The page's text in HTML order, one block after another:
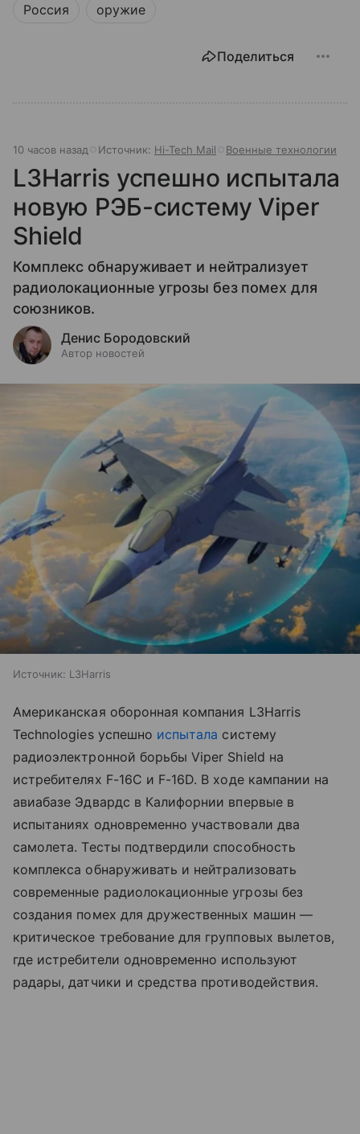
Россия оружие
Поделиться
10 часов назад Источник: Hi-Tech Mail Военные технологии
L3Harris успешно испытала
новую РЭБ-систему Viper
Shield
Комплекс обнаруживает и нейтрализует
радиолокационные угрозы без помех для
союзников.
Денис Бородовский
Автор новостей
Источник: L3Harris
Американская оборонная компания L3Harris
Technologies успешно испытала систему
радиоэлектронной борьбы Viper Shield на
истребителях F-16C и F-16D. В ходе кампании на
авиабазе Эдвардс в Калифорнии впервые в
испытаниях одновременно участвовали два
самолета. Тесты подтвердили способность
комплекса обнаруживать и нейтрализовать
современные радиолокационные угрозы без
создания помех для дружественных машин —
критическое требование для групповых вылетов,
где истребители одновременно используют
радары, датчики и средства противодействия.